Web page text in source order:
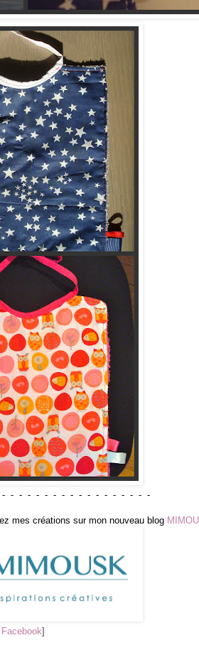
- - - - - - - - - - - - - - - - -
mes créations sur mon nouveau blog
Facebook]